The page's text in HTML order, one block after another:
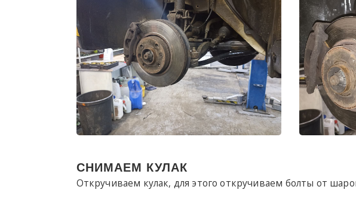
СНИМАЕМ КУЛАК
Откручиваем кулак, для этого откручиваем болты от